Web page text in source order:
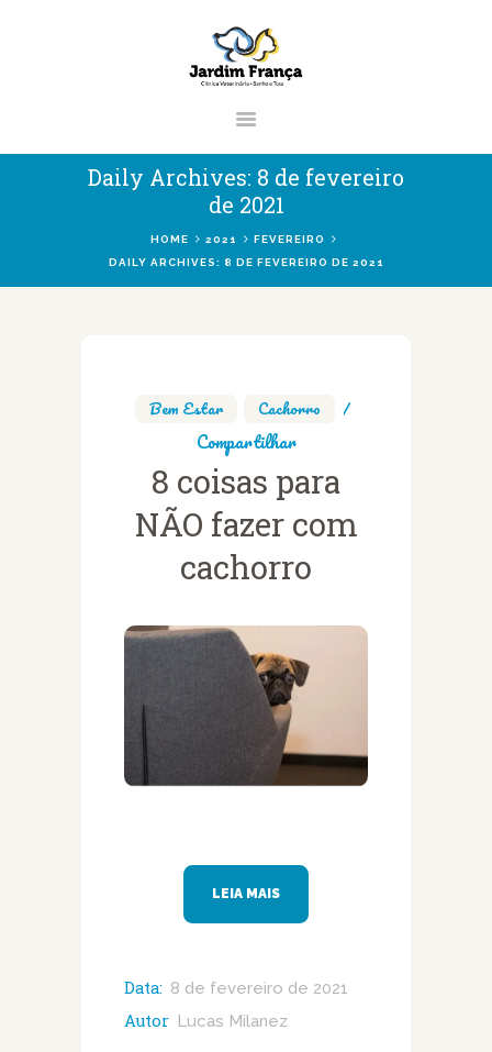
Daily Archives: 8 de fevereiro
de 2021
HOME 2021
FEVEREIRO
DAILY ARCHIVES: 8 DE FEVEREIRO DE 2021
CLÍNICA VETERINÁRIA JARDIM
FRANÇA | ZONA NORTE DE SÃO
PAULO
São Paulo
HOME
Bem Estar Cachorro
Compartilhar
8 coisas para
NÃO fazer com
cachorro
LEIA MAIS
Data: 8 de fevereiro de 2021
Autor Lucas Milanez